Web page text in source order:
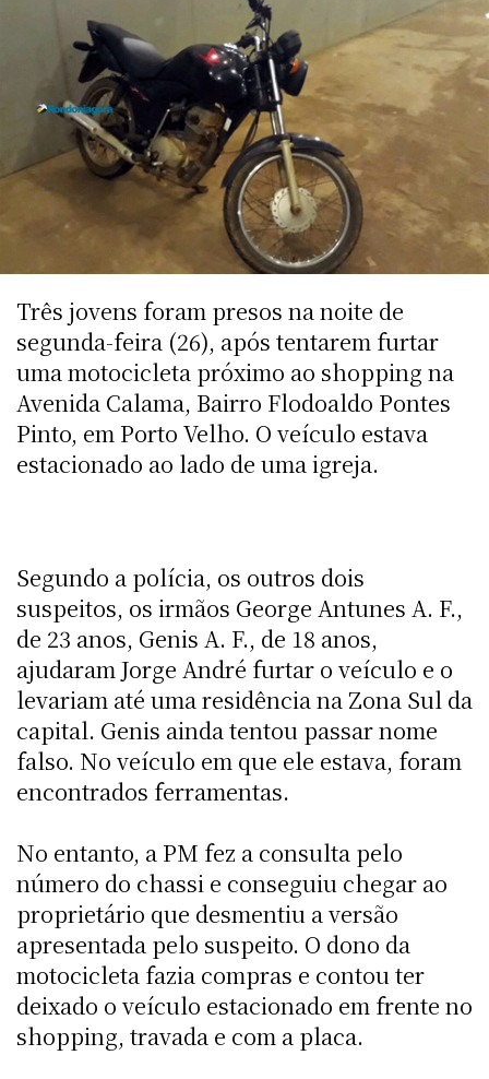
Três jovens foram presos na noite de
segunda-feira (26), após tentarem furtar
uma motocicleta próximo ao shopping na
Avenida Calama, Bairro Flodoaldo Pontes
Pinto, em Porto Velho. O veículo estava
estacionado ao lado de uma igreja.
Segundo a polícia, os outros dois
suspeitos, os irmãos George Antunes A. F.,
de 23 anos, Genis A. F., de 18 anos,
ajudaram Jorge André furtar o veículo e o
levariam até uma residência na Zona Sul da
capital. Genis ainda tentou passar nome
falso. No veículo em que ele estava, foram
encontrados ferramentas.
No entanto, a PM fez a consulta pelo
número do chassi e conseguiu chegar ao
proprietário que desmentiu a versão
apresentada pelo suspeito. O dono da
motocicleta fazia compras e contou ter
deixado o veículo estacionado em frente no
shopping, travada e com a placa.